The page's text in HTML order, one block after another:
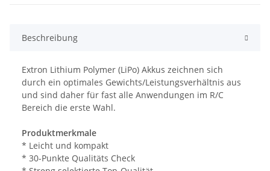
Beschreibung
Extron Lithium Polymer (LiPo) Akkus zeichnen sich
durch ein optimales Gewichts/Leistungsverhältnis aus
und sind daher für fast alle Anwendungen im R/C
Bereich die erste Wahl.
Produktmerkmale
* Leicht und kompakt
* 30-Punkte Qualitäts Check